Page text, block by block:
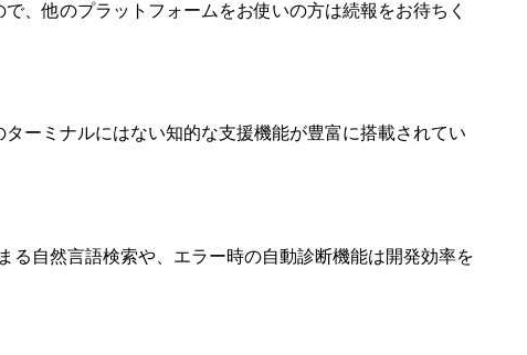
、他のプラットフォームをお使いの方は続報をお待ちく
ーミナルにはない知的な支援機能が豊富に搭載されてい
る自然言語検索や、エラー時の自動診断機能は開発効率を